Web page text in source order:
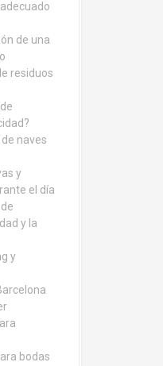
de una
residuos
naves
y
el día
y la
y
bodas